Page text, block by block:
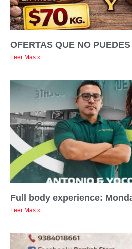
OFERTAS QUE NO
Leer Mas »
Full body experience:
Leer Mas »